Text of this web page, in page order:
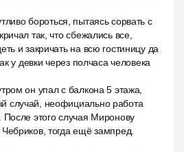
бороться, пытаясь сорвать с
так, что сбежались все,
и закричать на всю гостиницу да
у девки через полчаса человека
он упал с балкона 5 этажа,
случай, неофициально работа
этого случая Миронову
тогда ещё зампред.